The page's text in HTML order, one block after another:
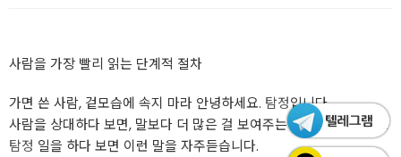
사람을 가장 빨리 읽는 단계적 절차
가면 쓴 사람, 겉모습에 속지 마라 안녕하세요. 탐정입니다.
사람을 상대하다 보면, 말보다 더 많은 걸 보여주는 건 늘 행동이에요.
탐정 일을 하다 보면 이런 말을 자주듣습니다.